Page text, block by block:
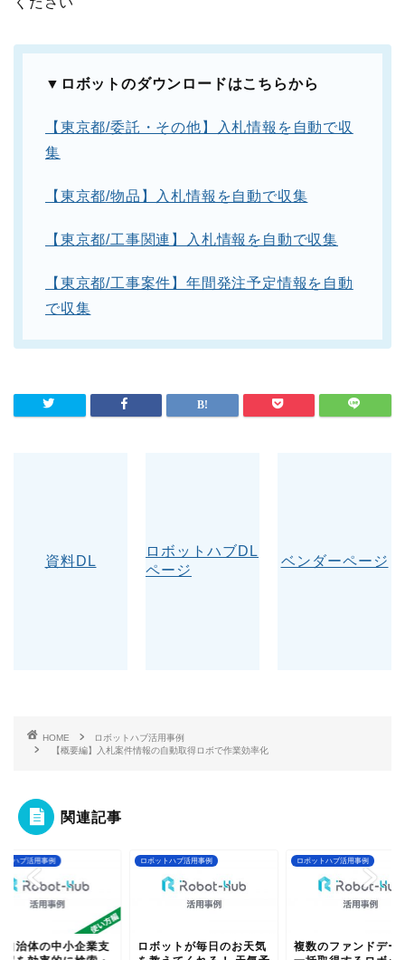
▼ロボットのダウンロードはこちらから
【東京都/委託・その他】入札情報を自動で収
集
【東京都/物品】入札情報を自動で収集
【東京都/工事関連】入札情報を自動で収集
【東京都/工事案件】年間発注予定情報を自動
で収集
資料DL
ロボットハブDL
ページ
ベンダーページ
HOME
ロボットハブ活用事例
【概要編】入札案件情報の自動取得ロボで作業効率化
関連記事
トハブ活用事例
自治体の中小企業支
ロボットハブ活用事例
ロボットが毎日のお天気
ロボットハブ活用事例
複数のファンドデー